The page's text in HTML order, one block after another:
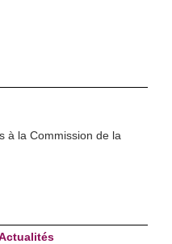
à la Commission de la